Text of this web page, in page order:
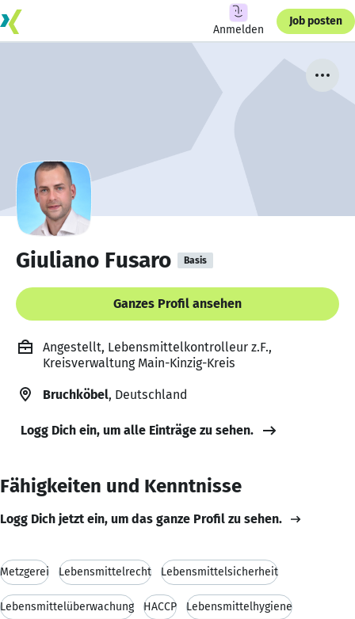
Anmelden
Job posten
Giuliano Fusaro Basis
Ganzes Profil ansehen
Angestellt, Lebensmittelkontrolleur z.F.,
Kreisverwaltung Main-Kinzig-Kreis
Bruchköbel, Deutschland
Logg Dich ein, um alle Einträge zu sehen.
Fähigkeiten und Kenntnisse
Logg Dich jetzt ein, um das ganze Profil zu sehen.
Metzgerei Lebensmittelrecht Lebensmittelsicherheit
Lebensmittelüberwachung HACCP Lebensmittelhygiene